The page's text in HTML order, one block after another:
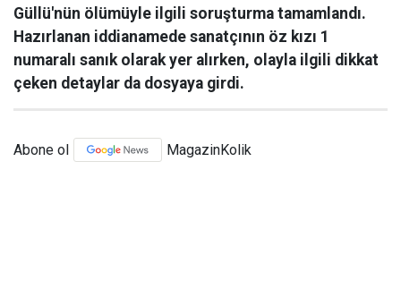
Güllü'nün ölümüyle ilgili soruşturma tamamlandı.
Hazırlanan iddianamede sanatçının öz kızı 1
numaralı sanık olarak yer alırken, olayla ilgili dikkat
çeken detaylar da dosyaya girdi.
Abone ol MagazinKolik